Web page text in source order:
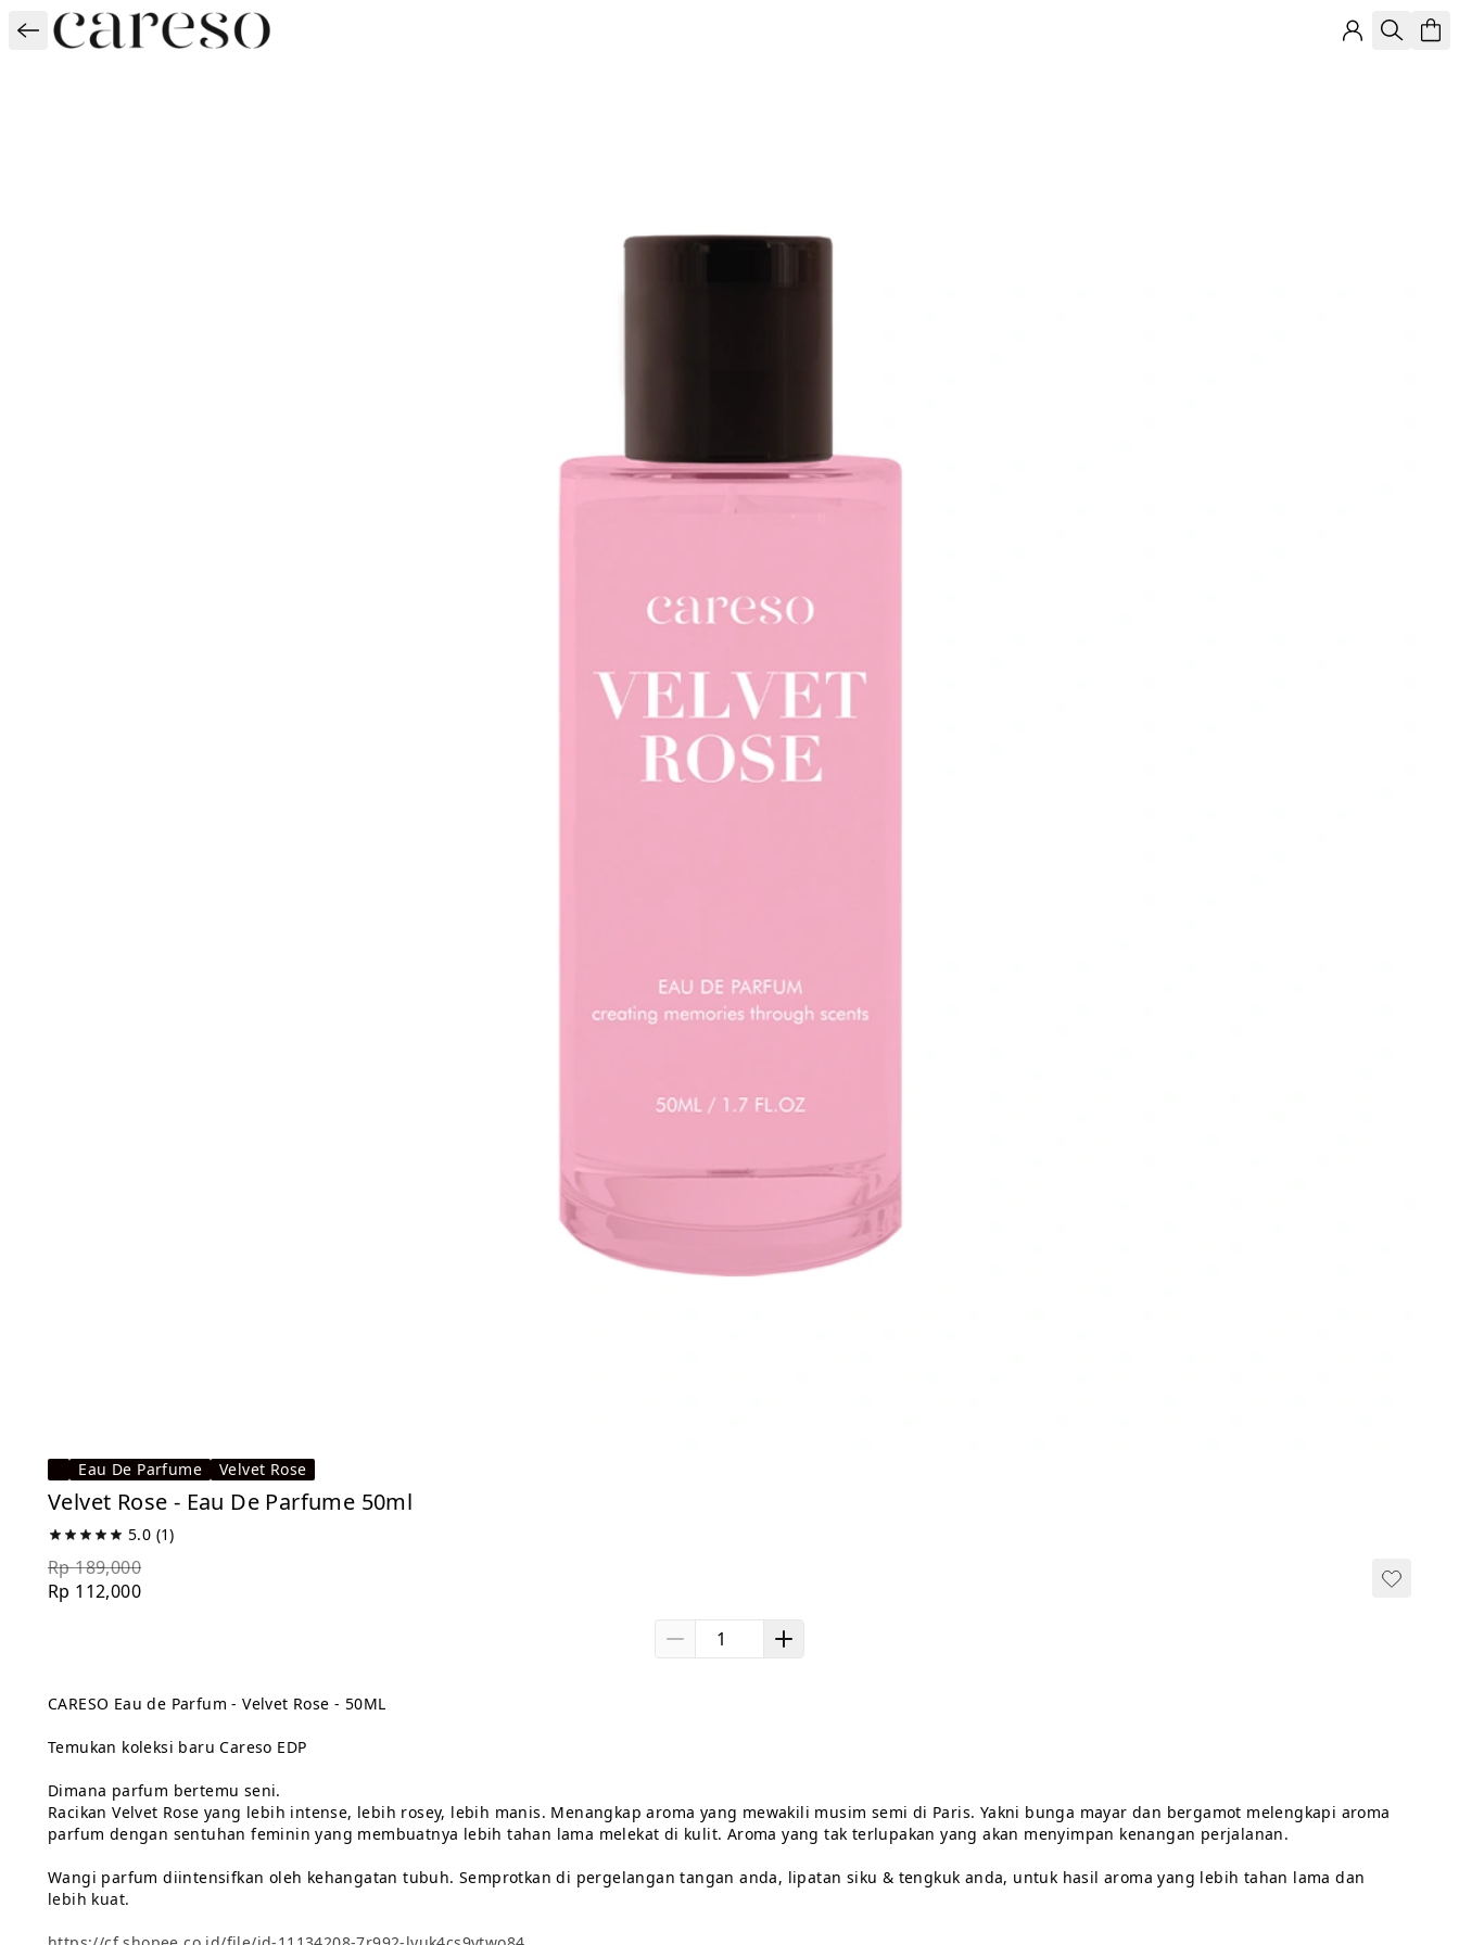
Eau De Parfume Velvet Rose
Velvet Rose - Eau De Parfume 50ml
5.0 (1)
Rp 189,000
Rp 112,000
CARESO Eau de Parfum - Velvet Rose - 50ML
Temukan koleksi baru Careso EDP
Dimana parfum bertemu seni.
Racikan Velvet Rose yang lebih intense, lebih rosey, lebih manis. Menangkap aroma yang mewakili musim semi di Paris. Yakni bunga mayar dan bergamot melengkapi aroma
parfum dengan sentuhan feminin yang membuatnya lebih tahan lama melekat di kulit. Aroma yang tak terlupakan yang akan menyimpan kenangan perjalanan.
Wangi parfum diintensifkan oleh kehangatan tubuh. Semprotkan di pergelangan tangan anda, lipatan siku & tengkuk anda, untuk hasil aroma yang lebih tahan lama dan
lebih kuat.